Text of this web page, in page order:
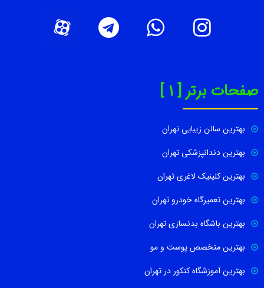
صفحات برتر [ 1 ]
بهترین سالن زیبایی تهران
بهترین دندانپزشکی تهران
بهترین کلینیک لاغری تهران
بهترین تعمیرگاه خودرو تهران
بهترین باشگاه بدنسازی تهران
بهترین متخصص پوست و مو
بهترین آموزشگاه کنکور در تهران